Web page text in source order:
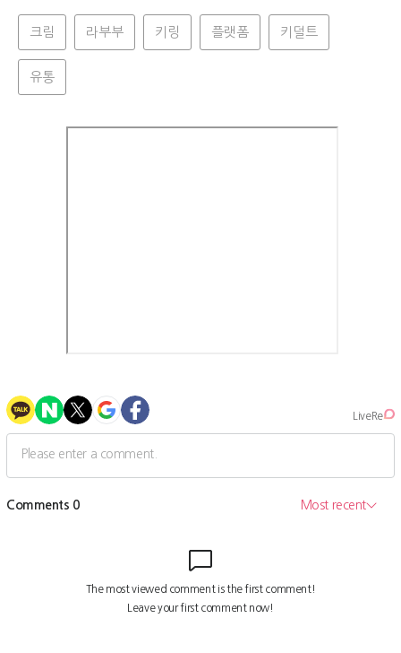
크림 라부부 키링 플랫폼 키덜트
유통